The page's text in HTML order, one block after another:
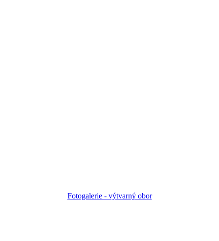
Fotogalerie - výtvarný obor